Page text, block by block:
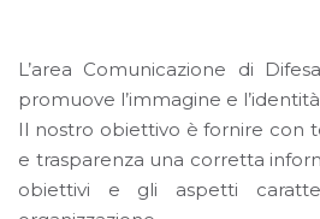
L’area Comunicazione di
promuove l’immagine e
Il nostro obiettivo è fornire con
e trasparenza una corretta
obiettivi e gli aspetti